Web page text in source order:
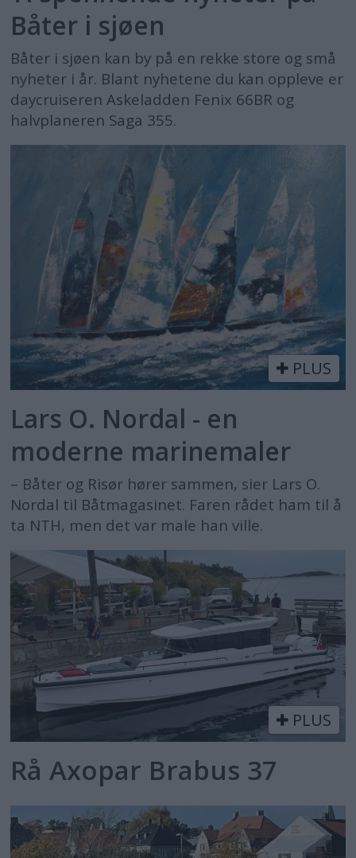
Båter i sjøen
Båter i sjøen kan by på en rekke store og små
nyheter i år. Blant nyhetene du kan oppleve er
daycruiseren Askeladden Fenix 66BR og
halvplaneren Saga 355.
PLUS
Lars O. Nordal - en
moderne marinemaler
– Båter og Risør hører sammen, sier Lars O.
Nordal til Båtmagasinet. Faren rådet ham til å
ta NTH, men det var male han ville.
PLUS
Rå Axopar Brabus 37